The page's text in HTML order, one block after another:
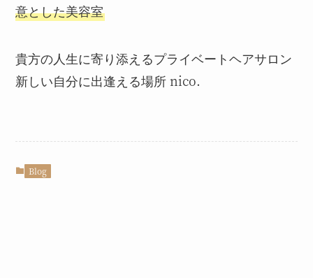
意とした美容室
貴方の人生に寄り添えるプライベートヘアサロン
新しい自分に出逢える場所 nico.
Blog